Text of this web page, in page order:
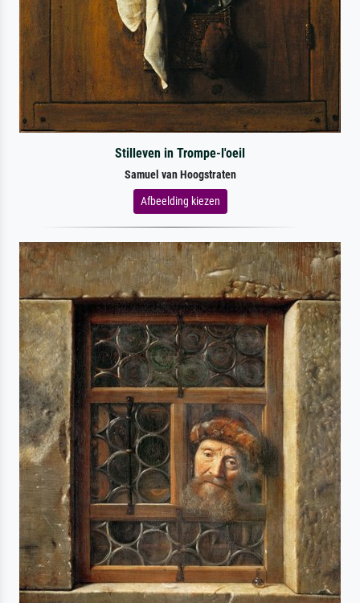
Stilleven in Trompe-l'oeil
Samuel van Hoogstraten
Afbeelding kiezen